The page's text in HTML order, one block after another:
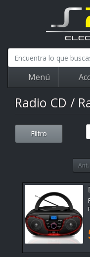
Menú
Radio CD /
Filtro
Ant.